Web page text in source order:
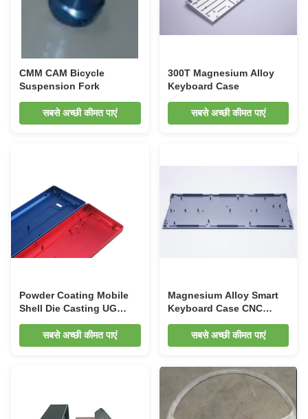
CMM CAM Bicycle
Suspension Fork
सबसे अच्छी कीमत पाएं
300T Magnesium Alloy
Keyboard Case
सबसे अच्छी कीमत पाएं
Powder Coating Mobile
Shell Die Casting UG
Electroplating Smart
Keyboard Casing
सबसे अच्छी कीमत पाएं
Magnesium Alloy Smart
Keyboard Case CNC
Turning CAE PDF
Magnesium Die Casting
सबसे अच्छी कीमत पाएं